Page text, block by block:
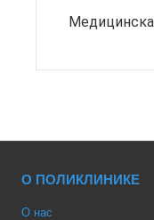
О ПОЛИКЛИНИКЕ
О нас